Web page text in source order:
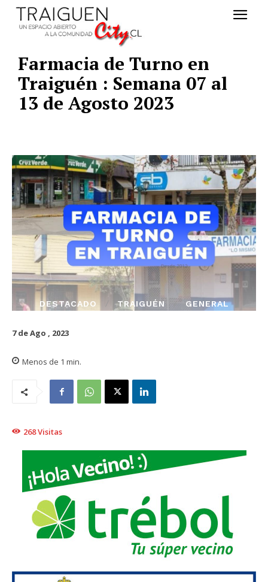
Farmacia de Turno en
Traiguén : Semana 07 al
13 de Agosto 2023
DESTACADO TRAIGUÉN GENERAL
7 de Ago , 2023
Menos de 1 min.
268Visitas